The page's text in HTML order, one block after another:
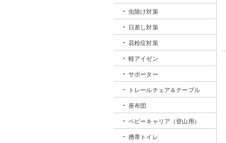
虫除け対策
日差し対策
花粉症対策
軽アイゼン
サポーター
トレールチェア＆テーブル
座布団
ベビーキャリア（登山用）
携帯トイレ